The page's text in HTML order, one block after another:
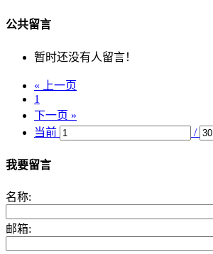
公共留言
暂时还没有人留言！
« 上一页
1
下一页 »
当前
/
我要留言
名称:
邮箱: